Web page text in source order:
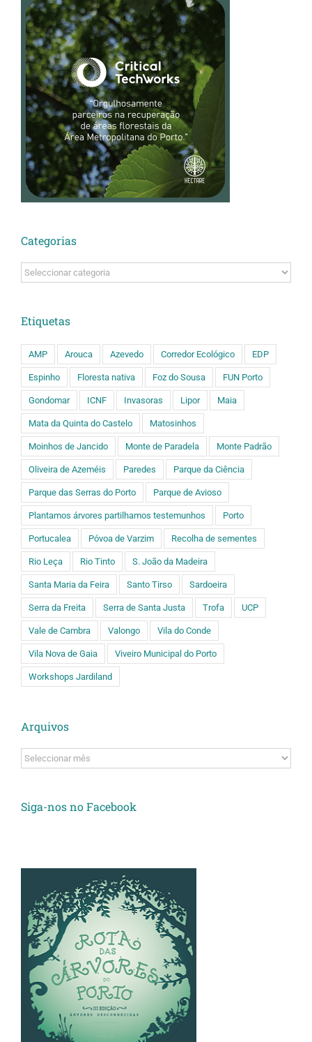
Categorias
Categorias
Etiquetas
AMP Arouca Azevedo Corredor Ecológico EDP
Espinho Floresta nativa Foz do Sousa FUN Porto
Gondomar ICNF Invasoras Lipor Maia
Mata da Quinta do Castelo Matosinhos
Moinhos de Jancido Monte de Paradela Monte Padrão
Oliveira de Azeméis Paredes Parque da Ciência
Parque das Serras do Porto Parque de Avioso
Plantamos árvores partilhamos testemunhos Porto
Portucalea Póvoa de Varzim Recolha de sementes
Rio Leça Rio Tinto S. João da Madeira
Santa Maria da Feira Santo Tirso Sardoeira
Serra da Freita Serra de Santa Justa Trofa UCP
Vale de Cambra Valongo Vila do Conde
Vila Nova de Gaia Viveiro Municipal do Porto
Workshops Jardiland
Arquivos
Arquivos
Siga-nos no Facebook